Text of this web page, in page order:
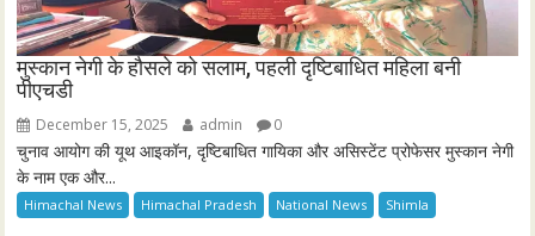
मुस्कान नेगी के हौसले को सलाम, पहली दृष्टिबाधित महिला बनी
पीएचडी
December 15, 2025 admin 0
चुनाव आयोग की यूथ आइकॉन, दृष्टिबाधित गायिका और असिस्टेंट प्रोफेसर मुस्कान नेगी
के नाम एक और...
Himachal News Himachal Pradesh National News Shimla